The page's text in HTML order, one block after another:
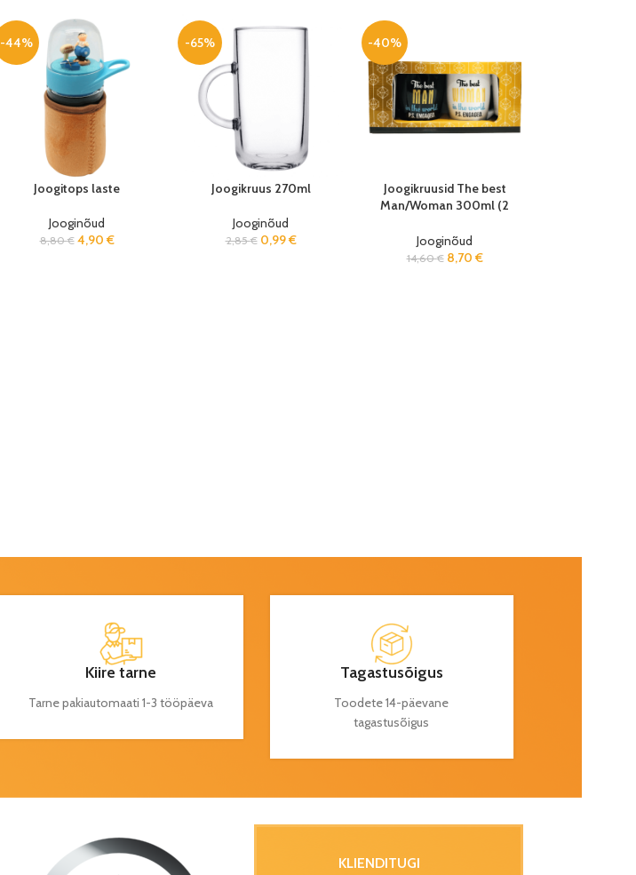
-44%
Joogitops laste
Jooginõud
8,80€ 4,90 €
-65%
Joogikruus 270ml
Jooginõud
2,85€ 0,99€
-40%
Joogikruusid The best
Man/Woman 300ml (2
Jooginõud
14,60€ 8,70 €
Kiire tarne
Tarne pakiautomaati 1-3 tööpäeva
Tagastusõigus
Toodete 14-päevane
tagastusõigus
KLIENDITUGI